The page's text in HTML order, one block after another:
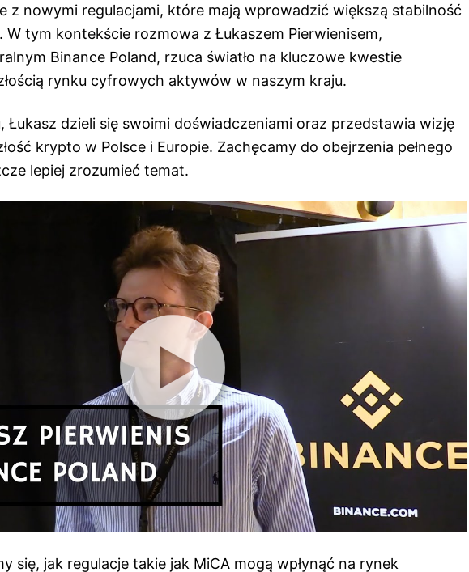
z nowymi regulacjami, które mają wprowadzić większą stabilność
W tym kontekście rozmowa z Łukaszem Pierwienisem,
Binance Poland, rzuca światło na kluczowe kwestie
rynku cyfrowych aktywów w naszym kraju.
Łukasz dzieli się swoimi doświadczeniami oraz przedstawia wizję
krypto w Polsce i Europie. Zachęcamy do obejrzenia pełnego
lepiej zrozumieć temat.
się, jak regulacje takie jak MiCA mogą wpłynąć na rynek